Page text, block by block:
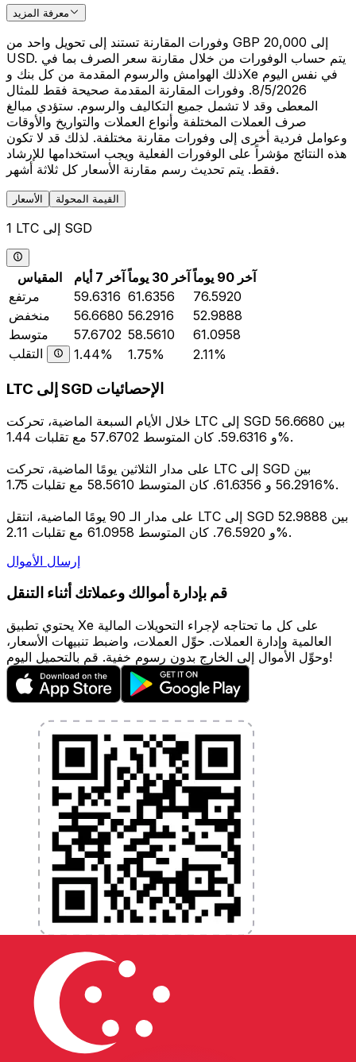
معرفة المزيد
وفورات المقارنة تستند إلى تحويل واحد من GBP 20,000 إلى
USD. يتم حساب الوفورات من خلال مقارنة سعر الصرف بما في
ذلك الهوامش والرسوم المقدمة من كل بنك وXe في نفس اليوم
8/5/2026. وفورات المقارنة المقدمة صحيحة فقط للمثال
المعطى وقد لا تشمل جميع التكاليف والرسوم. ستؤدي مبالغ
صرف العملات المختلفة وأنواع العملات والتواريخ والأوقات
وعوامل فردية أخرى إلى وفورات مقارنة مختلفة. لذلك قد لا تكون
هذه النتائج مؤشراً على الوفورات الفعلية ويجب استخدامها للإرشاد
فقط. يتم تحديث رسم مقارنة الأسعار كل ثلاثة أشهر.
الأسعار القيمة المحولة
1 LTC إلى SGD
المقياس آخر 7 أيام آخر 30 يوماً
آخر 90 يوماً
مرتفع
59.6316 61.6356
76.5920
منخفض
56.6680 56.2916
52.9888
متوسط
57.6702 58.5610
61.0958
التقلب
1.44% 1.75% 2.11%
LTC إلى SGD الإحصائيات
خلال الأيام السبعة الماضية، تحركت LTC إلى SGD بين 56.6680
و 59.6316. كان المتوسط 57.6702 مع تقلبات 1.44%.
على مدار الثلاثين يومًا الماضية، تحركت LTC إلى SGD بين
56.2916 و 61.6356. كان المتوسط 58.5610 مع تقلبات 1.75%.
على مدار الـ 90 يومًا الماضية، انتقل LTC إلى SGD بين 52.9888
و 76.5920. كان المتوسط 61.0958 مع تقلبات 2.11%.
إرسال الأموال
قم بإدارة أموالك وعملاتك أثناء التنقل
يحتوي تطبيق Xe على كل ما تحتاجه لإجراء التحويلات المالية
العالمية وإدارة العملات. حوِّل العملات، واضبط تنبيهات الأسعار،
وحوِّل الأموال إلى الخارج بدون رسوم خفية. قم بالتحميل اليوم!